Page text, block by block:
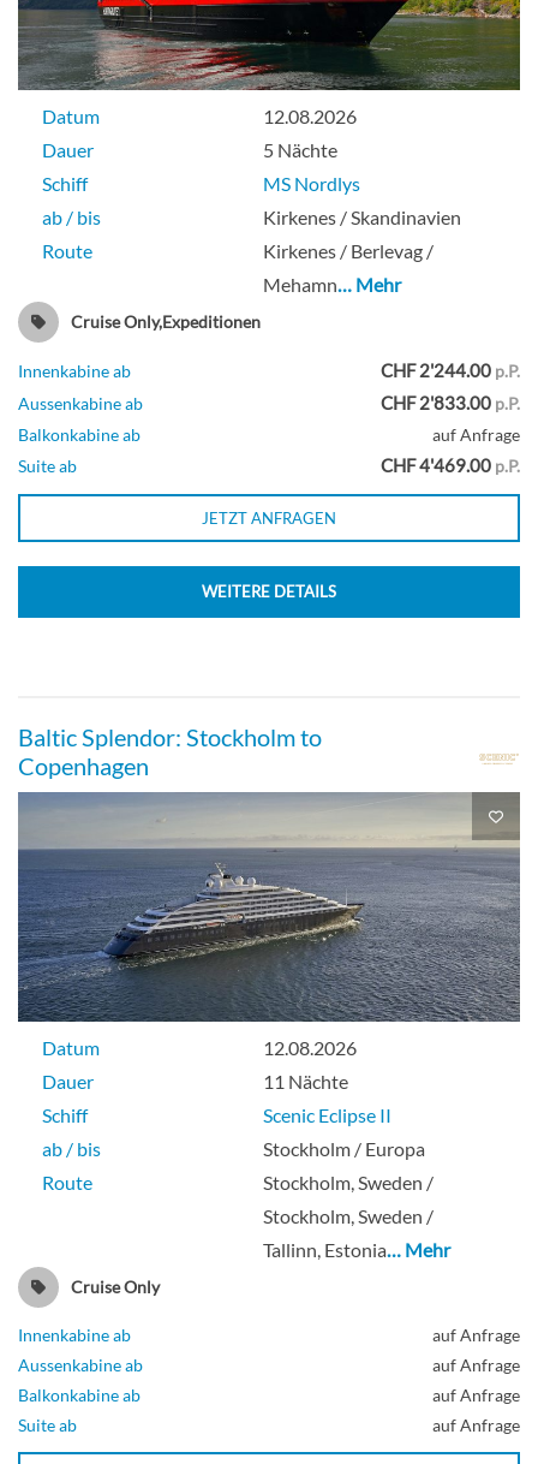
Datum
12.08.2026
Dauer
5 Nächte
Schiff
MS Nordlys
ab / bis
Kirkenes / Skandinavien
Route
Kirkenes / Berlevag /
Mehamn… Mehr
Cruise Only,Expeditionen
Innenkabine ab CHF 2'244.00 p.P.
Aussenkabine ab
CHF 2'833.00 p.P.
Balkonkabine ab
auf Anfrage
Suite ab
CHF 4'469.00 p.P.
JETZT ANFRAGEN
WEITERE DETAILS
Baltic Splendor: Stockholm to
Copenhagen
Datum
12.08.2026
Dauer
11 Nächte
Schiff
Scenic Eclipse II
ab / bis
Stockholm / Europa
Route
Stockholm, Sweden /
Stockholm, Sweden /
Tallinn, Estonia… Mehr
Cruise Only
Innenkabine ab
auf Anfrage
Aussenkabine ab
auf Anfrage
Balkonkabine ab
auf Anfrage
Suite ab
auf Anfrage